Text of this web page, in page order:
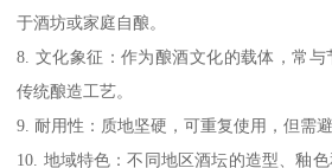
于酒坊或家庭自酿。
8. 文化象征：作为酿酒文化的载体，常
传统酿造工艺。
9. 耐用性：质地坚硬，可重复使用，但需
10. 地域特色：不同地区酒坛的造型、釉